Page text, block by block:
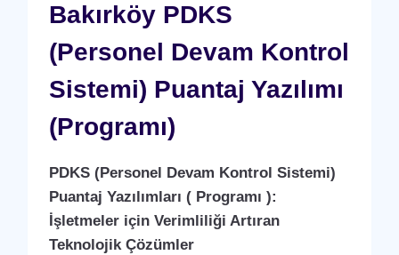
Bakırköy PDKS
(Personel Devam Kontrol
Sistemi) Puantaj Yazılımı
(Programı)
PDKS (Personel Devam Kontrol Sistemi)
Puantaj Yazılımları ( Programı ):
İşletmeler için Verimliliği Artıran
Teknolojik Çözümler